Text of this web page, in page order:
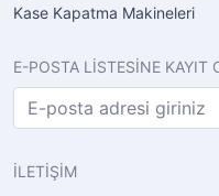
Kase Kapatma Makineleri
E-POSTA LİSTESİNE KAYIT
İLETİŞİM